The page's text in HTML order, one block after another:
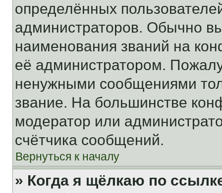
определённых
администраторов. Обычно
наименования званий на
её администратором.
ненужными сообщениями
звание. На большинстве
модератор или
счётчика сообщений.
Вернуться к началу
» Когда я щёлкаю по